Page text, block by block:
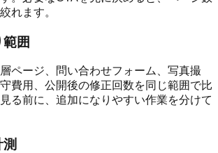
れます。
囲
ページ、問い合わせフォーム、写真撮
費用、公開後の修正回数を同じ範囲で比
る前に、追加になりやすい作業を分けて